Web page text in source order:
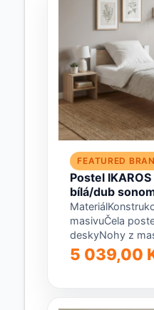
FEATURED
Postel
bílá/dub
Matrace Coco
Rošt: Bez
masivuČela
deskyNohy z
borovicového
sonoma /
5 039,00